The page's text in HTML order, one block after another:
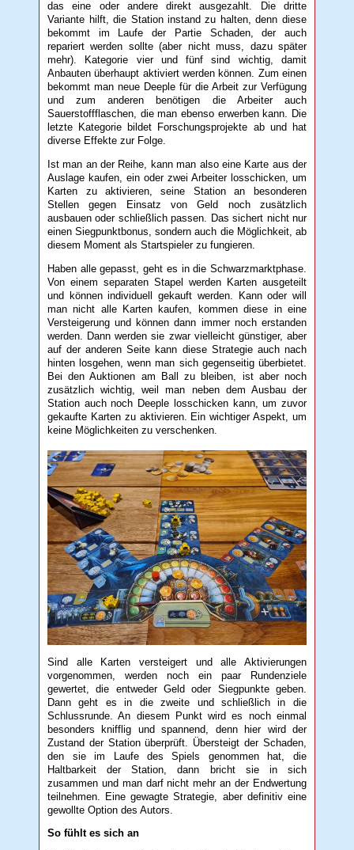
das eine oder andere direkt ausgezahlt. Die dritte
Variante hilft, die Station instand zu halten, denn diese
bekommt im Laufe der Partie Schaden, der auch
repariert werden sollte (aber nicht muss, dazu später
mehr). Kategorie vier und fünf sind wichtig, damit
Anbauten überhaupt aktiviert werden können. Zum einen
bekommt man neue Deeple für die Arbeit zur Verfügung
und zum anderen benötigen die Arbeiter auch
Sauerstoffflaschen, die man ebenso erwerben kann. Die
letzte Kategorie bildet Forschungsprojekte ab und hat
diverse Effekte zur Folge.
Ist man an der Reihe, kann man also eine Karte aus der
Auslage kaufen, ein oder zwei Arbeiter losschicken, um
Karten zu aktivieren, seine Station an besonderen
Stellen gegen Einsatz von Geld noch zusätzlich
ausbauen oder schließlich passen. Das sichert nicht nur
einen Siegpunktbonus, sondern auch die Möglichkeit, ab
diesem Moment als Startspieler zu fungieren.
Haben alle gepasst, geht es in die Schwarzmarktphase.
Von einem separaten Stapel werden Karten ausgeteilt
und können individuell gekauft werden. Kann oder will
man nicht alle Karten kaufen, kommen diese in eine
Versteigerung und können dann immer noch erstanden
werden. Dann werden sie zwar vielleicht günstiger, aber
auf der anderen Seite kann diese Strategie auch nach
hinten losgehen, wenn man sich gegenseitig überbietet.
Bei den Auktionen am Ball zu bleiben, ist aber noch
zusätzlich wichtig, weil man neben dem Ausbau der
Station auch noch Deeple losschicken kann, um zuvor
gekaufte Karten zu aktivieren. Ein wichtiger Aspekt, um
keine Möglichkeiten zu verschenken.
Sind alle Karten versteigert und alle Aktivierungen
vorgenommen, werden noch ein paar Rundenziele
gewertet, die entweder Geld oder Siegpunkte geben.
Dann geht es in die zweite und schließlich in die
Schlussrunde. An diesem Punkt wird es noch einmal
besonders knifflig und spannend, denn hier wird der
Zustand der Station überprüft. Übersteigt der Schaden,
den sie im Laufe des Spiels genommen hat, die
Haltbarkeit der Station, dann bricht sie in sich
zusammen und man darf nicht mehr an der Endwertung
teilnehmen. Eine gewagte Strategie, aber definitiv eine
gewollte Option des Autors.
So fühlt es sich an